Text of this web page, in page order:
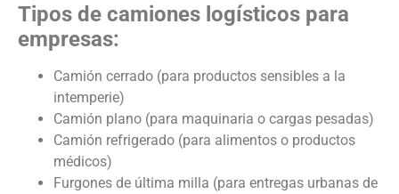
Tipos de camiones logísticos para
empresas:
Camión cerrado (para productos sensibles a la
intemperie)
Camión plano (para maquinaria o cargas pesadas)
Camión refrigerado (para alimentos o productos
médicos)
Furgones de última milla (para entregas urbanas de